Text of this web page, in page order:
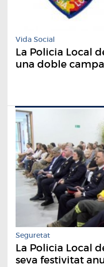
Vida Social
La Policia Local
una doble
Seguretat
La Policia Local
seva festivitat